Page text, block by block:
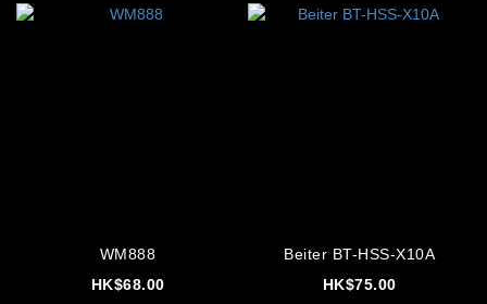
WM888
HK$68.00
Beiter BT-HSS-X10A
HK$75.00